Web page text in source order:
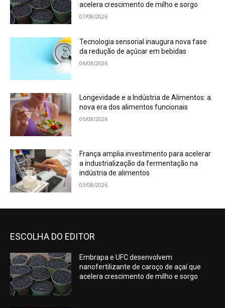
acelera crescimento de milho e sorgo
07/08/2026
Tecnologia sensorial inaugura nova fase
da redução de açúcar em bebidas
06/08/2026
Longevidade e a Indústria de Alimentos: a
nova era dos alimentos funcionais
05/08/2026
França amplia investimento para acelerar
a industrialização da fermentação na
indústria de alimentos
03/08/2026
ESCOLHA DO EDITOR
Embrapa e UFC desenvolvem
nanofertilizante de caroço de açaí que
acelera crescimento de milho e sorgo